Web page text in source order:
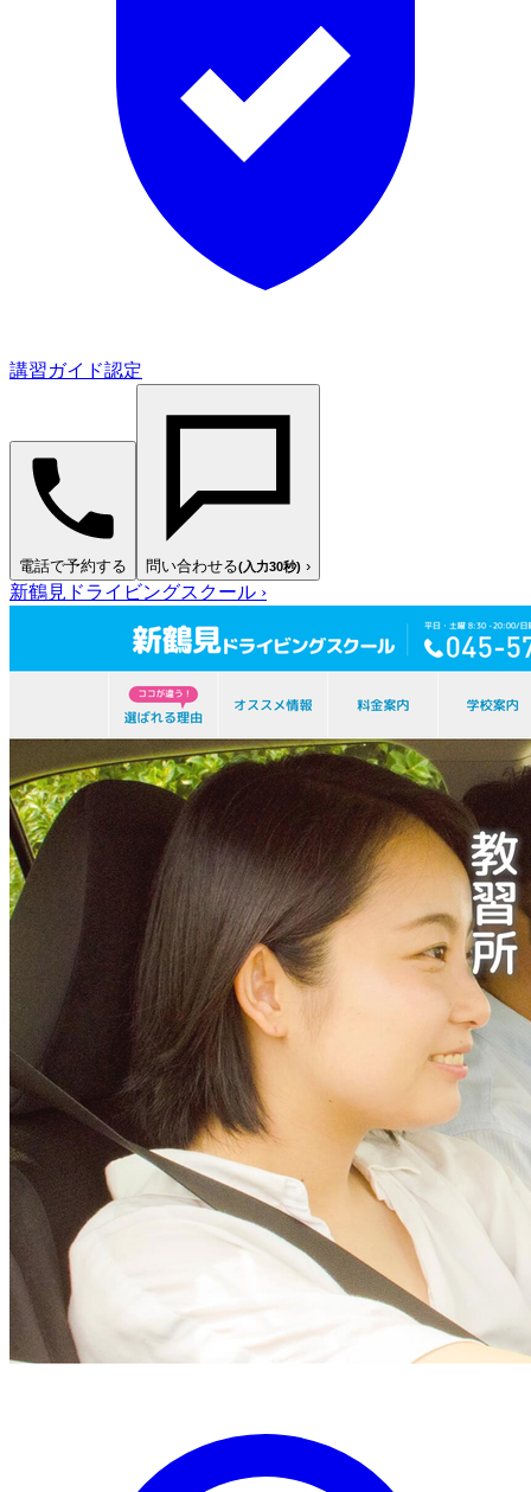
講習ガイド認定
電話で予約する 問い合わせる(入力30秒) ›
新鶴見ドライビングスクール ›